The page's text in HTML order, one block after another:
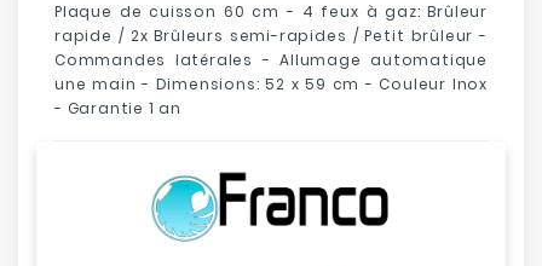
Plaque de cuisson 60 cm - 4 feux à gaz: Brûleur
rapide / 2x Brûleurs semi-rapides / Petit brûleur -
Commandes latérales - Allumage automatique
une main - Dimensions: 52 x 59 cm - Couleur Inox
- Garantie 1 an